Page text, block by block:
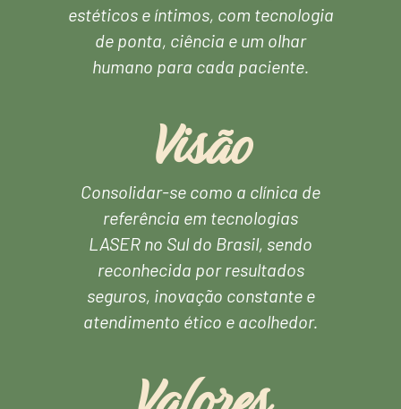
estéticos e íntimos, com tecnologia
de ponta, ciência e um olhar
humano para cada paciente.
Visão
Consolidar-se como a clínica de
referência em tecnologias
LASER no Sul do Brasil, sendo
reconhecida por resultados
seguros, inovação constante e
atendimento ético e acolhedor.